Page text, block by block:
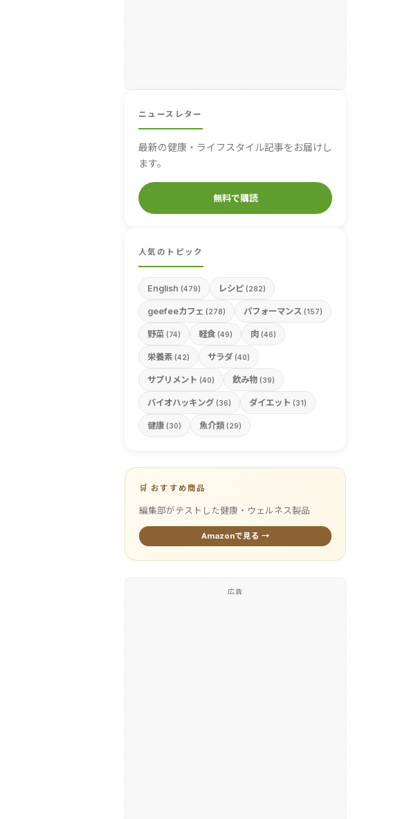
ニュースレター
最新の健康・ライフスタイル記事をお届けし
ます。
無料で購読
人気のトピック
English (479) レシピ (282)
geefeeカフェ (278) パフォーマンス (157)
野菜 (74) 軽食 (49) 肉 (46)
栄養素 (42) サラダ (40)
サプリメント (40) 飲み物 (39)
バイオハッキング (36) ダイエット (31)
健康 (30) 魚介類 (29)
🛒 おすすめ商品
編集部がテストした健康・ウェルネス製品
Amazonで見る →
広告